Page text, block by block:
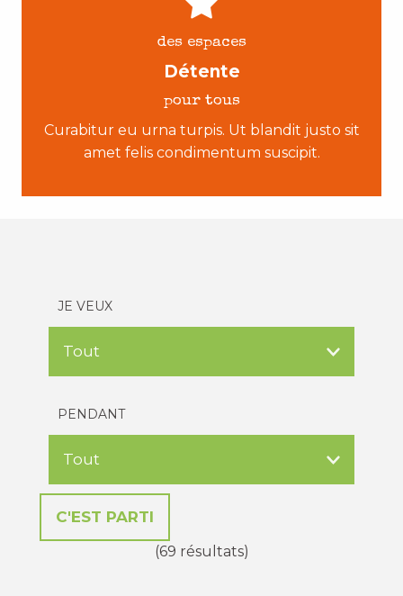
des espaces
Détente
pour tous
Curabitur eu urna turpis. Ut blandit justo sit
amet felis condimentum suscipit.
JE VEUX
PENDANT
(69 résultats)